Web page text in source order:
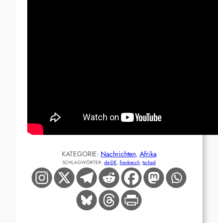
KATEGORIE: Nachrichten, Afrika
SCHLAGWÖRTER: de-DE, frankreich, tschad